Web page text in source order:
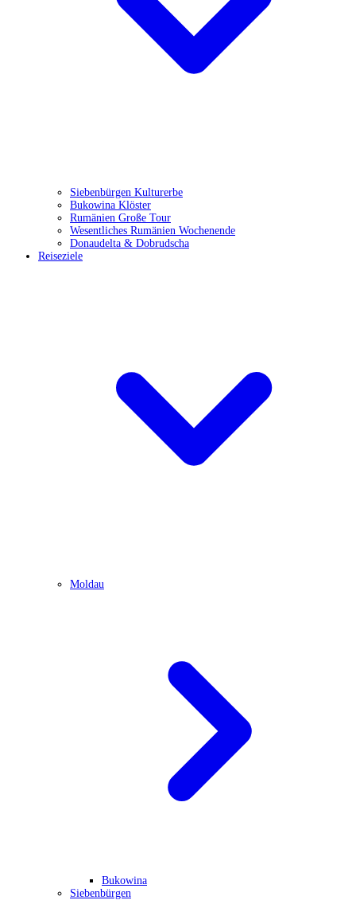
Siebenbürgen Kulturerbe
Bukowina Klöster
Rumänien Große Tour
Wesentliches Rumänien Wochenende
Donaudelta & Dobrudscha
Reiseziele
Moldau
Bukowina
Siebenbürgen